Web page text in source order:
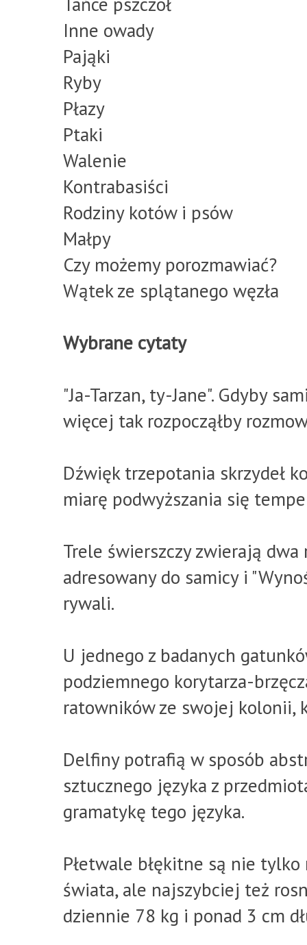
Inne owady
Pająki
Ryby
Płazy
Ptaki
Walenie
Kontrabasiści
Rodziny kotów i psów
Małpy
Czy możemy porozmawiać?
Wątek ze splątanego węzła
Wybrane cytaty
"Ja-Tarzan, ty-Jane". Gdyby
więcej tak rozpocząłby
Dźwięk trzepotania skrzydeł
miarę podwyższania się
Trele świerszczy zwierają dwa
adresowany do samicy i
rywali.
U jednego z badanych
podziemnego korytarza-
ratowników ze swojej kolonii,
Delfiny potrafią w sposób
sztucznego języka z
gramatykę tego języka.
Płetwale błękitne są nie
świata, ale najszybciej też
dziennie 78 kg i ponad 3 cm